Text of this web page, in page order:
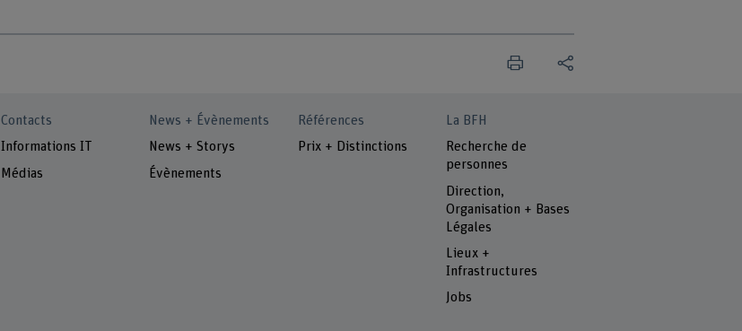
Contacts
Informations IT
Médias
News + Évènements
News + Storys
Évènements
Références
Prix + Distinctions
La BFH
Recherche de
personnes
Direction,
Organisation + Bases
Légales
Lieux +
Infrastructures
Jobs